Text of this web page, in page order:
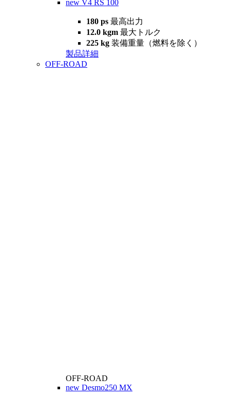
new V4 RS 100
180 ps 最高出力
12.0 kgm 最大トルク
225 kg 装備重量（燃料を除く）
製品詳細
OFF-ROAD
OFF-ROAD
new Desmo250 MX